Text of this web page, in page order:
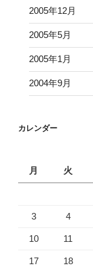
2005年12月
2005年5月
2005年1月
2004年9月
カレンダー
月
火
3 4
10 11
17 18